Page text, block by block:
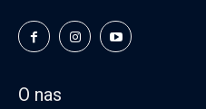
O nas